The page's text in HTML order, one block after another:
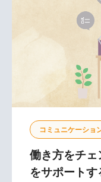
サテライトオフィス
ペーパーレス化(9)
Office365(6)
コミュニケーショ
働き方をチェ
をサポート